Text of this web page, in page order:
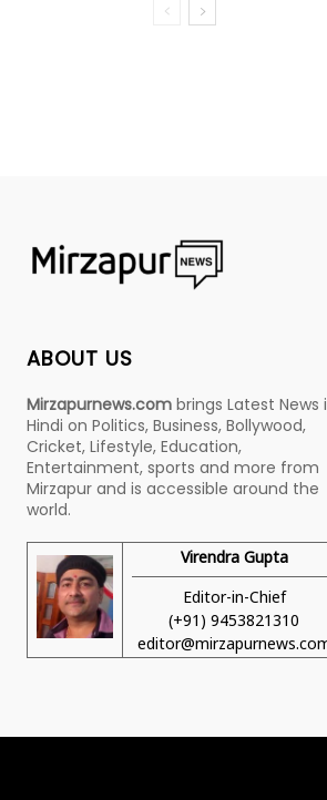
ABOUT US
Mirzapurnews.com brings Latest News
Hindi on Politics, Business, Bollywood,
Cricket, Lifestyle, Education,
Entertainment, sports and more from
Mirzapur and is accessible around the
world.
Virendra Gupta
Editor-in-Chief
(+91) 9453821310